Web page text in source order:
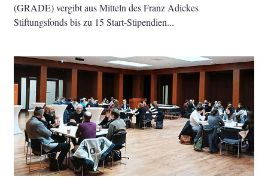
(GRADE) vergibt aus Mitteln des Franz Adickes
Stiftungsfonds bis zu 15 Start-Stipendien